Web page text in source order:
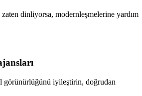
dinliyorsa, modernleşmelerine yardım
görünürlüğünü iyileştirin, doğrudan